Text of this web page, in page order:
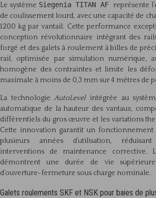
Le système Siegenia TITAN AF représente
de coulissement lourd, avec une capacité de
1200 kg par vantail. Cette performance
conception révolutionnaire intégrant des
forgé et des galets à roulement à billes de
rail, optimisée par simulation numérique,
homogène des contraintes et limite les
maximale à moins de 0,3 mm sur 4 mètres de
La technologieAutoLevel intégrée au
automatique de la hauteur des vantaux,
différentiels du gros œuvre et les variations
Cette innovation garantit un
plusieurs années d’utilisation,
interventions de maintenance corrective.
démontrent une durée de vie
d’ouverture-fermeture sous charge nominale.
Galets roulements SKF et NSK pour baies de